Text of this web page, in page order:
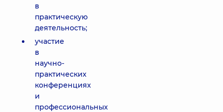
в
практическую
деятельность;
участие
в
научно-
практических
конференциях
и
профессиональных